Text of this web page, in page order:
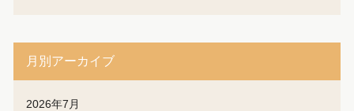
月別アーカイブ
2026年7月